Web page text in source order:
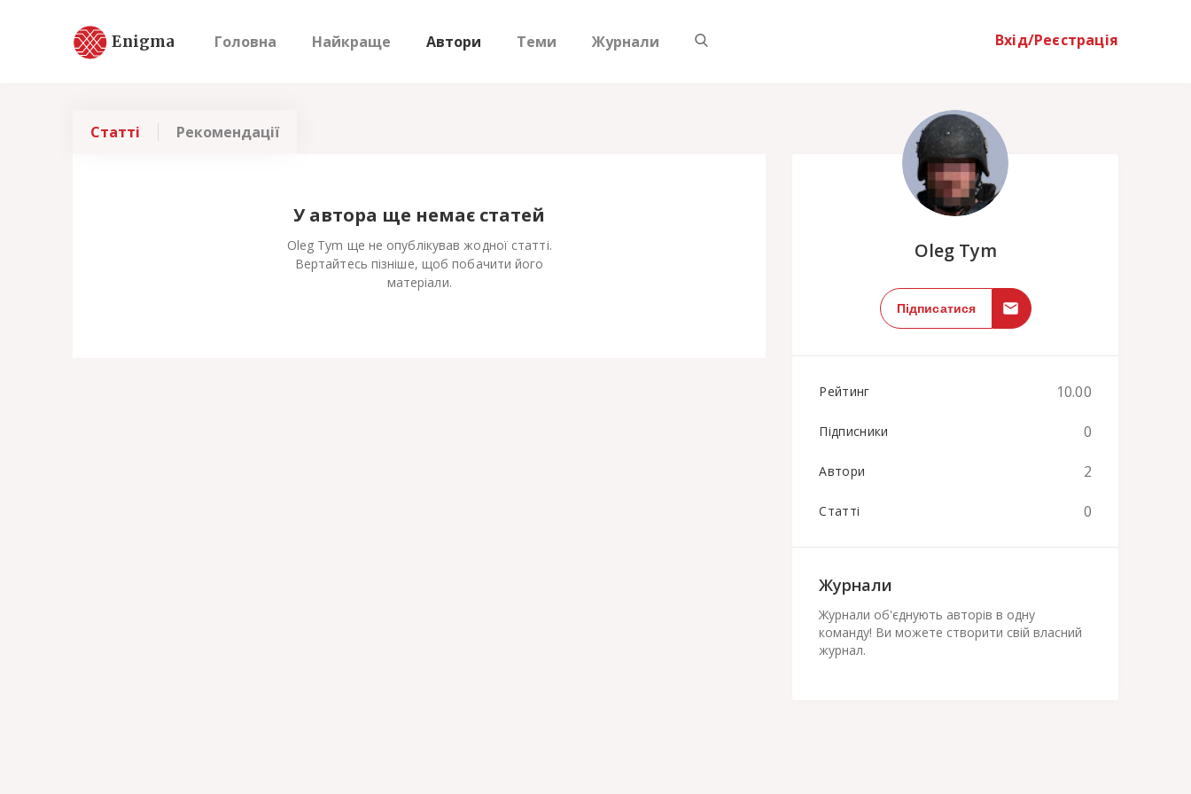
Enigma Головна Найкраще Автори Теми Журнали Вхід/Реєстрація
Oleg Tym
Підписатися
Рейтинг 10.00
Підписники 0
Автори 2
Статті 0
Журнали
Журнали об'єднують авторів в одну
команду! Ви можете створити свій власний
журнал.
Статті Рекомендації
У автора ще немає статей
Oleg Tym ще не опублікував жодної статті.
Вертайтесь пізніше, щоб побачити його
матеріали.